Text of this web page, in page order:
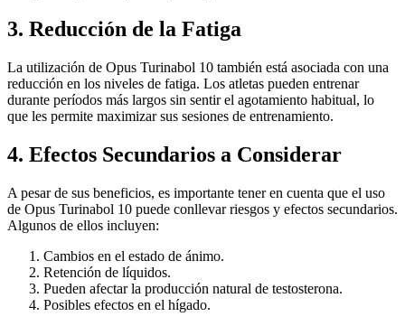
3. Reducción de la Fatiga
La utilización de Opus Turinabol 10 también está asociada con una
reducción en los niveles de fatiga. Los atletas pueden entrenar
durante períodos más largos sin sentir el agotamiento habitual, lo
que les permite maximizar sus sesiones de entrenamiento.
4. Efectos Secundarios a Considerar
A pesar de sus beneficios, es importante tener en cuenta que el uso
de Opus Turinabol 10 puede conllevar riesgos y efectos secundarios.
Algunos de ellos incluyen:
Cambios en el estado de ánimo.
Retención de líquidos.
Pueden afectar la producción natural de testosterona.
Posibles efectos en el hígado.